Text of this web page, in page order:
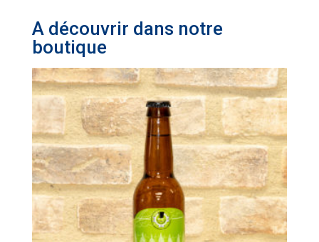
A découvrir dans notre
boutique